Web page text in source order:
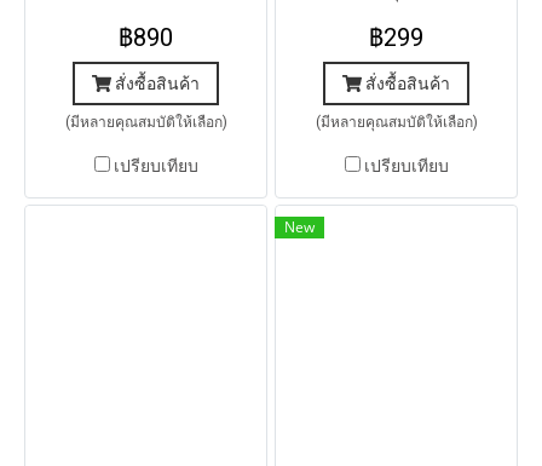
เหมาะสำหรับทุกการออกกำลัง
ของคุณ
฿890
สั่งซื้อสินค้า
(มีหลายคุณสมบัติให้เลือก)
เปรียบเทียบ
เร็ว
฿299
สั่งซื้อสินค้า
(มีหลายคุณสมบัติให้เลือก)
เปรียบเทียบ
New